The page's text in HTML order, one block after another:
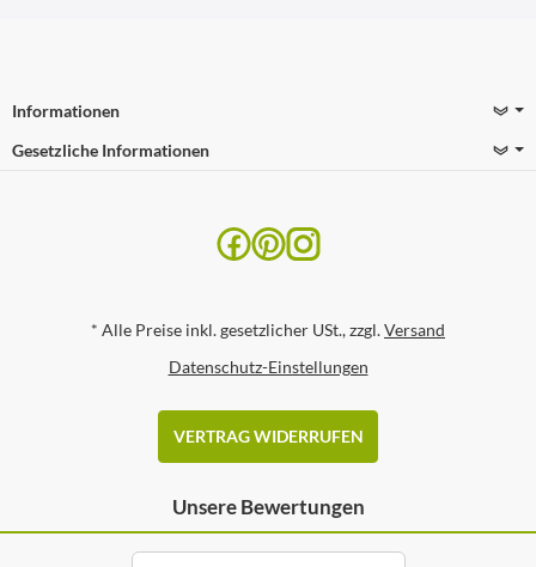
Informationen
Gesetzliche Informationen
* Alle Preise inkl. gesetzlicher USt., zzgl.Versand
Datenschutz-Einstellungen
VERTRAG WIDERRUFEN
Unsere Bewertungen